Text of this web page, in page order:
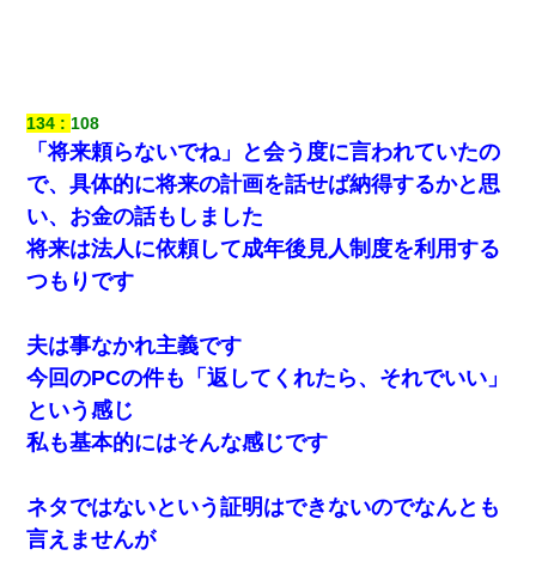
134 108
「将来頼らないでね」と会う度に言われていたの
で、具体的に将来の計画を話せば納得するかと思
い、お金の話もしました
将来は法人に依頼して成年後見人制度を利用する
つもりです
夫は事なかれ主義です
今回のPCの件も「返してくれたら、それでいい」
という感じ
私も基本的にはそんな感じです
ネタではないという証明はできないのでなんとも
言えませんが